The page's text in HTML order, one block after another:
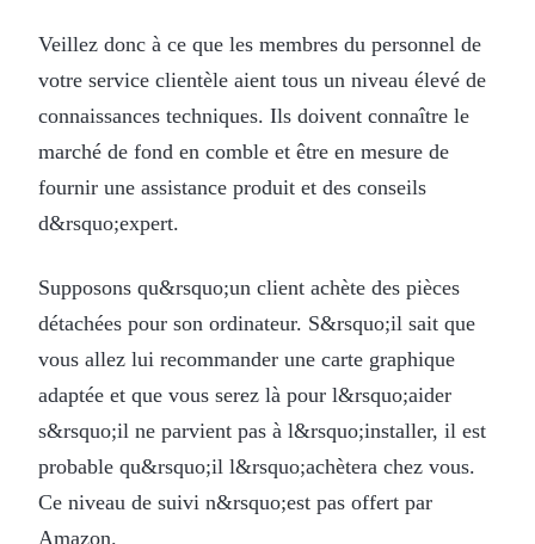
Veillez donc à ce que les membres du personnel de
votre service clientèle aient tous un niveau élevé de
connaissances techniques. Ils doivent connaître le
marché de fond en comble et être en mesure de
fournir une assistance produit et des conseils
d&rsquo;expert.
Supposons qu&rsquo;un client achète des pièces
détachées pour son ordinateur. S&rsquo;il sait que
vous allez lui recommander une carte graphique
adaptée et que vous serez là pour l&rsquo;aider
s&rsquo;il ne parvient pas à l&rsquo;installer, il est
probable qu&rsquo;il l&rsquo;achètera chez vous.
Ce niveau de suivi n&rsquo;est pas offert par
Amazon.